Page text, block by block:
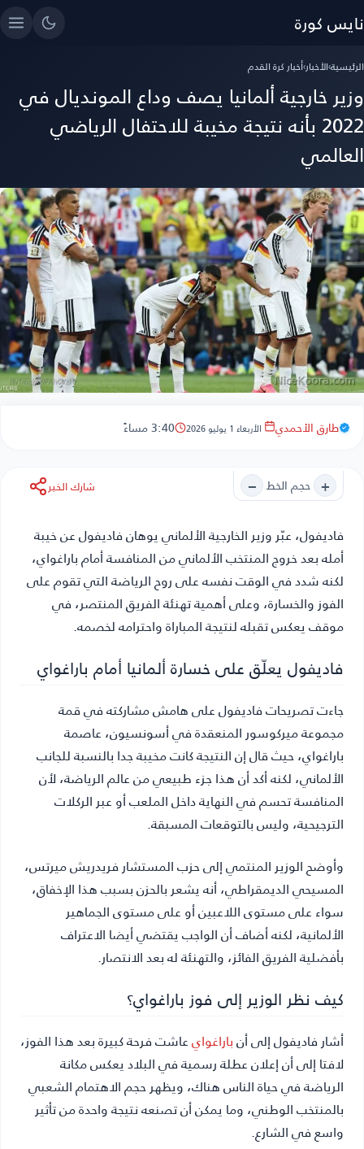
نايس كورة
الرئيسية›الأخبار›أخبار كرة القدم
وزير خارجية ألمانيا يصف وداع المونديال في
2022 بأنه نتيجة مخيبة للاحتفال الرياضي
العالمي
طارق الأحمدي الأربعاء 1 يوليو 2026 3:40 مساءً
+ حجم الخط − شارك الخبر
فاديفول، عبّر وزير الخارجية الألماني يوهان فاديفول عن خيبة
أمله بعد خروج المنتخب الألماني من المنافسة أمام باراغواي،
لكنه شدد في الوقت نفسه على روح الرياضة التي تقوم على
الفوز والخسارة، وعلى أهمية تهنئة الفريق المنتصر، في
موقف يعكس تقبله لنتيجة المباراة واحترامه لخصمه.
فاديفول يعلّق على خسارة ألمانيا أمام باراغواي
جاءت تصريحات فاديفول على هامش مشاركته في قمة
مجموعة ميركوسور المنعقدة في أسونسيون، عاصمة
باراغواي، حيث قال إن النتيجة كانت مخيبة جدا بالنسبة للجانب
الألماني، لكنه أكد أن هذا جزء طبيعي من عالم الرياضة، لأن
المنافسة تحسم في النهاية داخل الملعب أو عبر الركلات
الترجيحية، وليس بالتوقعات المسبقة.
وأوضح الوزير المنتمي إلى حزب المستشار فريدريش ميرتس،
المسيحي الديمقراطي، أنه يشعر بالحزن بسبب هذا الإخفاق،
سواء على مستوى اللاعبين أو على مستوى الجماهير
الألمانية، لكنه أضاف أن الواجب يقتضي أيضا الاعتراف
بأفضلية الفريق الفائز، والتهنئة له بعد الانتصار.
كيف نظر الوزير إلى فوز باراغواي؟
أشار فاديفول إلى أنباراغوايعاشت فرحة كبيرة بعد هذا الفوز،
لافتا إلى أن إعلان عطلة رسمية في البلاد يعكس مكانة
الرياضة في حياة الناس هناك، ويظهر حجم الاهتمام الشعبي
بالمنتخب الوطني، وما يمكن أن تصنعه نتيجة واحدة من تأثير
واسع في الشارع.